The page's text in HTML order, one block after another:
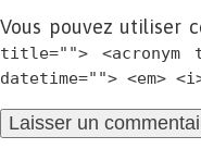
Vous pouvez utiliser
title=""> <acronym
datetime=""> <em>